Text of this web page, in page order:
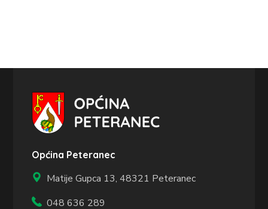
Općina Peteranec
Matije Gupca 13,48321 Peteranec
048 636 289